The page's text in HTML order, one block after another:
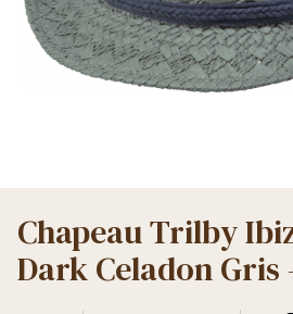
Chapeau Trilby
Dark Celadon Gris